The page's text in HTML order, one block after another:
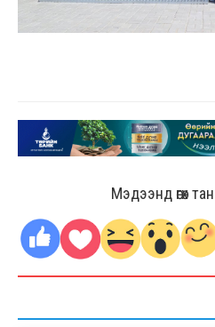
Мэдээнд өгөх